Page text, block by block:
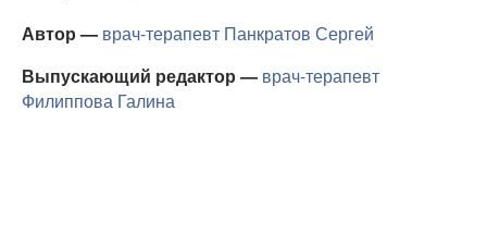
Автор — врач-терапевт Панкратов Сергей
Выпускающий редактор — врач-терапевт
Филиппова Галина